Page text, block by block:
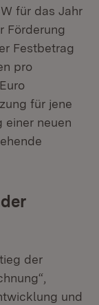
für das Jahr
Förderung
Festbetrag
pro
für jene
einer neuen
der
und